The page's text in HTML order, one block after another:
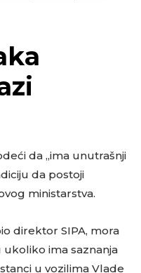
da „ima unutrašnji
da postoji
ministarstva.
direktor SIPA, mora
ima saznanja
u vozilima Vlade